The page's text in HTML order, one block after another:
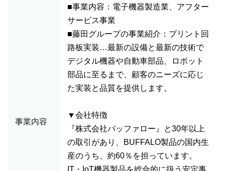
事業内容
■事業内容：電子機器製造業、アフター
サービス事業
■藤田グループの事業紹介：プリント回
路板実装…最新の設備と最新の技術で
デジタル機器や自動車部品、ロボット
部品に至るまで、顧客のニーズに応じ
た実装と品質を提供します。
▼会社特徴
『株式会社バッファロー』と30年以上
の取引があり、BUFFALO製品の国内生
産のうち、約60％を担っています。
IT・IoT機器製品を総合的に扱う安定事